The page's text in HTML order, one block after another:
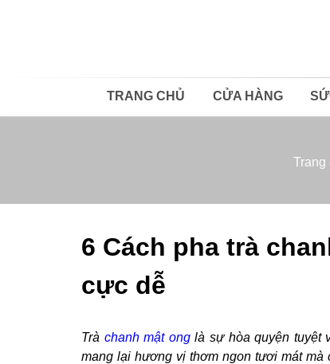
TRANG CHỦ CỬA HÀNG
Trang
6 Cách pha trà
cực dễ
Trà chanh mật onglà sự hòa quyện tuyệt
mang lại hương vị thơm ngon tươi mát